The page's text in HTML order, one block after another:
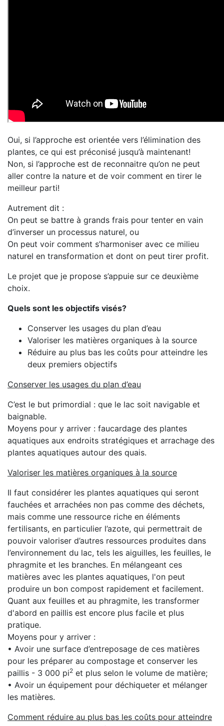
Oui, si l’approche est orientée vers l’élimination des
plantes, ce qui est préconisé jusqu’à maintenant!
Non, si l’approche est de reconnaitre qu’on ne peut
aller contre la nature et de voir comment en tirer le
meilleur parti!
Autrement dit :
On peut se battre à grands frais pour tenter en vain
d’inverser un processus naturel, ou
On peut voir comment s’harmoniser avec ce milieu
naturel en transformation et dont on peut tirer profit.
Le projet que je propose s’appuie sur ce deuxième
choix.
Quels sont les objectifs visés?
Conserver les usages du plan d’eau
Valoriser les matières organiques à la source
Réduire au plus bas les coûts pour atteindre les
deux premiers objectifs
Conserver les usages du plan d’eau
C’est le but primordial : que le lac soit navigable et
baignable.
Moyens pour y arriver : faucardage des plantes
aquatiques aux endroits stratégiques et arrachage des
plantes aquatiques autour des quais.
Valoriser les matières organiques à la source
Il faut considérer les plantes aquatiques qui seront
fauchées et arrachées non pas comme des déchets,
mais comme une ressource riche en éléments
fertilisants, en particulier l’azote, qui permettrait de
pouvoir valoriser d’autres ressources produites dans
l’environnement du lac, tels les aiguilles, les feuilles, le
phragmite et les branches. En mélangeant ces
matières avec les plantes aquatiques, l'on peut
produire un bon compost rapidement et facilement.
Quant aux feuilles et au phragmite, les transformer
d'abord en paillis est encore plus facile et plus
pratique.
Moyens pour y arriver :
• Avoir une surface d’entreposage de ces matières
pour les préparer au compostage et conserver les
paillis - 3 000 pi2 et plus selon le volume de matière;
• Avoir un équipement pour déchiqueter et mélanger
les matières.
Comment réduire au plus bas les coûts pour atteindre